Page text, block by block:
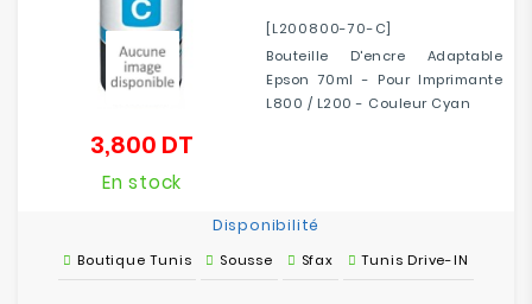
[L200800-70-C]
Bouteille D'encre Adaptable
Epson 70ml - Pour Imprimante
L800 / L200 - Couleur Cyan
3,800 DT
En stock
Disponibilité
Boutique Tunis Sousse Sfax Tunis Drive-IN